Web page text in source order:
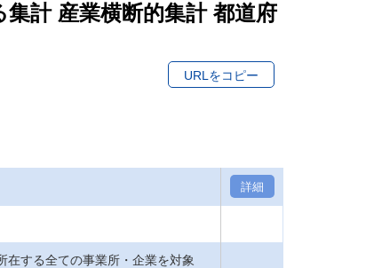
計 産業横断的集計 都道府
URLをコピー
詳細
在する全ての事業所・企業を対象